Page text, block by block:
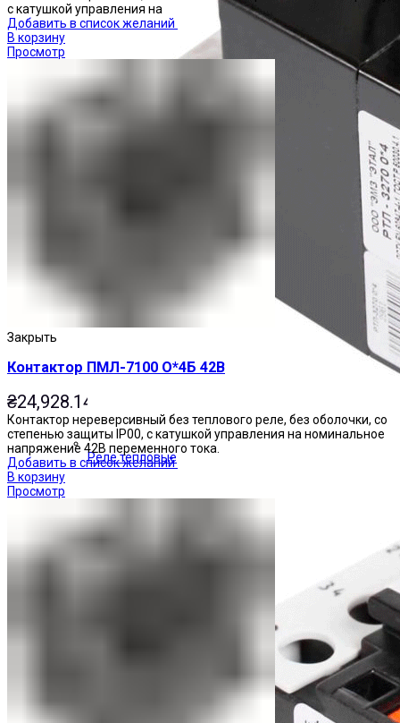
Реле тепловые
с катушкой управления на
Добавить в список желаний
В корзину
Просмотр
Закрыть
Контактор ПМЛ-7100 О*4Б 42В
₴24,928.14
Контактор нереверсивный без теплового реле, без оболочки, со
степенью защиты IP00, с катушкой управления на номинальное
напряжение 42В переменного тока.
Добавить в список желаний
В корзину
Просмотр